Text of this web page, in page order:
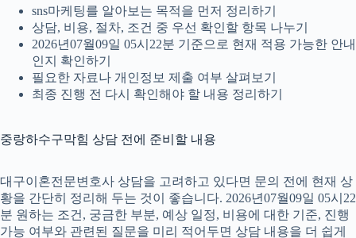
sns마케팅를 알아보는 목적을 먼저 정리하기
상담, 비용, 절차, 조건 중 우선 확인할 항목 나누기
2026년07월09일 05시22분 기준으로 현재 적용 가능한 안내
인지 확인하기
필요한 자료나 개인정보 제출 여부 살펴보기
최종 진행 전 다시 확인해야 할 내용 정리하기
중랑하수구막힘 상담 전에 준비할 내용
대구이혼전문변호사 상담을 고려하고 있다면 문의 전에 현재 상
황을 간단히 정리해 두는 것이 좋습니다. 2026년07월09일 05시22
분 원하는 조건, 궁금한 부분, 예상 일정, 비용에 대한 기준, 진행
가능 여부와 관련된 질문을 미리 적어두면 상담 내용을 더 쉽게